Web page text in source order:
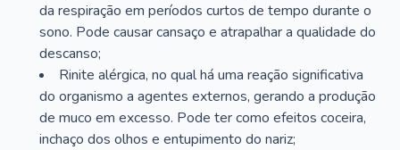
da respiração em períodos curtos de tempo durante o
sono. Pode causar cansaço e atrapalhar a qualidade do
descanso;
Rinite alérgica, no qual há uma reação significativa
do organismo a agentes externos, gerando a produção
de muco em excesso. Pode ter como efeitos coceira,
inchaço dos olhos e entupimento do nariz;